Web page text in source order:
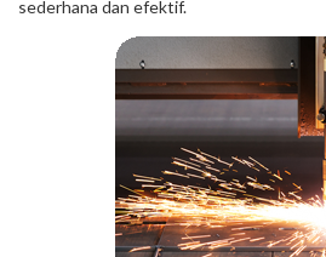
sederhana dan efektif.